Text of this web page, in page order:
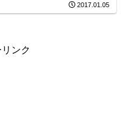
2017.01.05
ンク